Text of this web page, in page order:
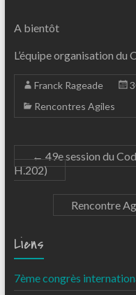
A bientôt
L’équipe organisation du
Franck Rageade
Rencontres Agiles
←49e session du
H.202)
Rencontre
Liens
7ème congrès